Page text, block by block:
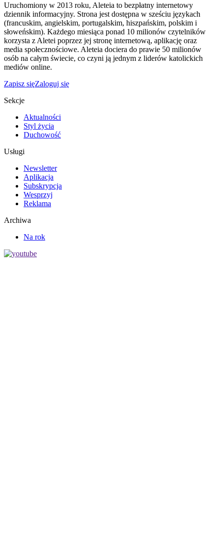
Uruchomiony w 2013 roku, Aleteia to bezpłatny internetowy
dziennik informacyjny. Strona jest dostępna w sześciu językach
(francuskim, angielskim, portugalskim, hiszpańskim, polskim i
słoweńskim). Każdego miesiąca ponad 10 milionów czytelników
korzysta z Aletei poprzez jej stronę internetową, aplikację oraz
media społecznościowe. Aleteia dociera do prawie 50 milionów
osób na całym świecie, co czyni ją jednym z liderów katolickich
mediów online.
Zapisz sięZaloguj się
Sekcje
Aktualności
Styl życia
Duchowość
Usługi
Newsletter
Aplikacja
Subskrypcja
Wesprzyj
Reklama
Archiwa
Na rok